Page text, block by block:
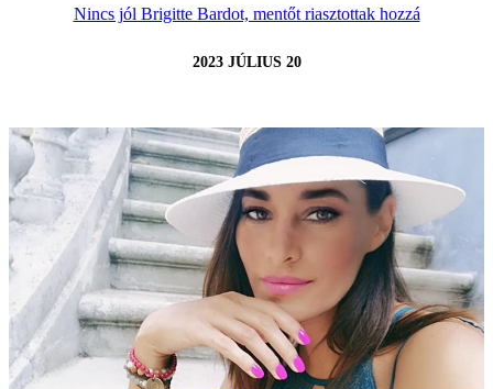
Nincs jól Brigitte Bardot, mentőt riasztottak hozzá
2023 JÚLIUS 20